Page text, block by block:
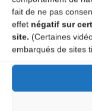
fait de ne pas
effet négatif sur
site. (Certaines
embarqués de sites
bal.
Larépétition
laSalle
de Chiriac)
:
Vous
à